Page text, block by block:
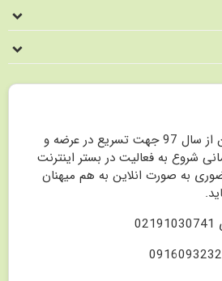
فروشگاه اینترنتی ایزومن از سال 97 جهت تسریع در عرضه و
شروع به فعالیت در بستر اینترنت
به صورت انلاین به هم میهنان